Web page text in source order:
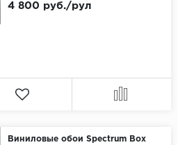
4 800 руб./рул
Виниловые обои Spectrum Box